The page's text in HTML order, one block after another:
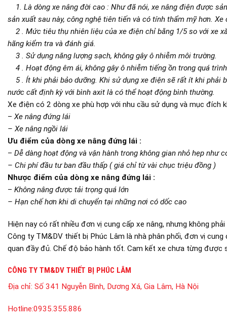
1. Là dòng xe nâng đời cao : Như đã nói, xe nâng điện được
sản xuất sau này, công nghệ tiên tiến và có tính thẩm mỹ hơn.
2 . Mức tiêu thụ nhiên liệu của xe điện chỉ bằng 1/5 so với xe
hãng kiểm tra và đánh giá.
3 . Sử dụng năng lượng sạch, không gây ô nhiễm môi trường.
4 . Hoạt động êm ái, không gây ô nhiễm tiếng ồn trong quá
5 . Ít khi phải bảo dưỡng. Khi sử dụng xe điện sẽ rất ít khi phải
nước cất định kỳ với bình axit là có thể hoạt động bình thường.
Xe điện có 2 dòng xe phù hợp với nhu cầu sử dụng và mục đích
– Xe nâng đứng lái
– Xe nâng ngồi lái
Ưu điểm của dòng xe nâng đứng lái :
– Dễ dàng hoạt động và vận hành trong không gian nhỏ hẹp như
– Chi phí đầu tư ban đầu thấp ( giá chỉ từ vài chục triệu đồng )
Nhược điểm của dòng xe nâng đứng lái :
– Không nâng được tải trọng quá lớn
– Hạn chế hơn khi di chuyển tại những nơi có dốc cao
Hiện nay có rất nhiều đơn vị cung cấp xe nâng, nhưng không
Công ty TM&DV thiết bị Phúc Lâm là nhà phân phối, đơn vị
quan đầy đủ. Chế độ bảo hành tốt. Cam kết xe chưa từng được
CÔNG TY TM&DV THIẾT BỊ PHÚC LÂM
Địa chỉ: Số 341 Nguyễn Bình, Dương Xá, Gia Lâm, Hà Nội
Hotline:0935.355.886